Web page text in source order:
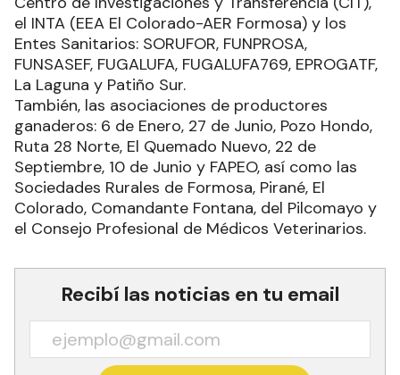
el INTA (EEA El Colorado-AER Formosa) y los
Entes Sanitarios: SORUFOR, FUNPROSA,
FUNSASEF, FUGALUFA, FUGALUFA769, EPROGATF,
La Laguna y Patiño Sur.
También, las asociaciones de productores
ganaderos: 6 de Enero, 27 de Junio, Pozo Hondo,
Ruta 28 Norte, El Quemado Nuevo, 22 de
Septiembre, 10 de Junio y FAPEO, así como las
Sociedades Rurales de Formosa, Pirané, El
Colorado, Comandante Fontana, del Pilcomayo y
el Consejo Profesional de Médicos Veterinarios.
Recibí las noticias en tu email